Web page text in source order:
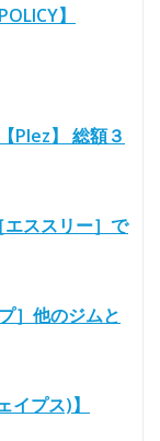
】
Plez】 総額３
ススリー］で
］他のジムと
プス)】